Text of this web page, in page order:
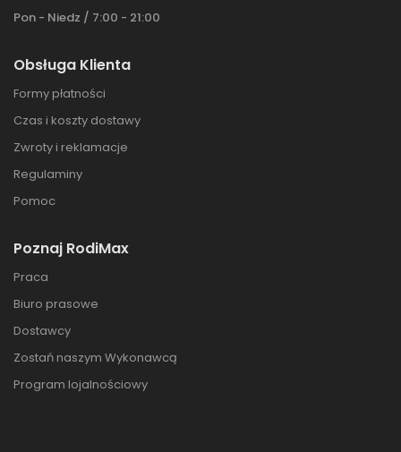
Pon - Niedz / 7:00 - 21:00
Obsługa Klienta
Formy płatności
Czas i koszty dostawy
Zwroty i reklamacje
Regulaminy
Pomoc
Poznaj RodiMax
Praca
Biuro prasowe
Dostawcy
Zostań naszym Wykonawcą
Program lojalnościowy